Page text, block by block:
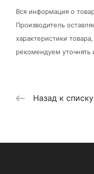
Вся информация о
Производитель
характеристики
рекомендуем уточнять
Назад к списку